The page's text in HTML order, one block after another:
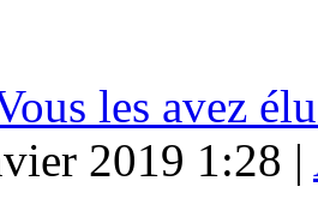
les avez
2019 1:28 |